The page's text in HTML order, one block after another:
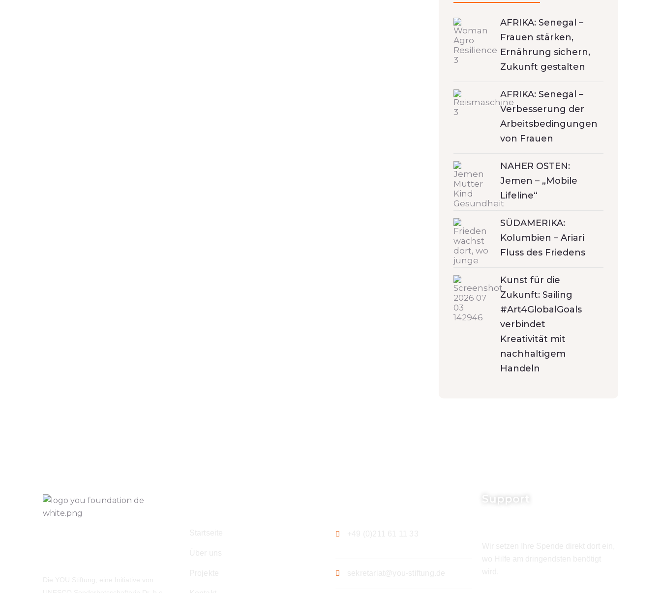
AFRIKA: Senegal –
Frauen stärken,
Ernährung sichern,
Zukunft gestalten
AFRIKA: Senegal –
Verbesserung der
Arbeitsbedingungen
von Frauen
NAHER OSTEN:
Jemen – „Mobile
Lifeline“
SÜDAMERIKA:
Kolumbien – Ariari
Fluss des Friedens
Kunst für die
Zukunft: Sailing
#Art4GlobalGoals
verbindet
Kreativität mit
nachhaltigem
Handeln
Support